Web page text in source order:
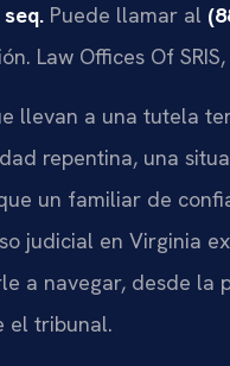
Puede llamar al
Law Offices Of
llevan a una tutela
repentina, una
un familiar de
judicial en Virginia
a navegar, desde la
el tribunal.